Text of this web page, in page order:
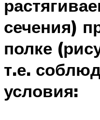
сечения)
полке
т.е.
условия: